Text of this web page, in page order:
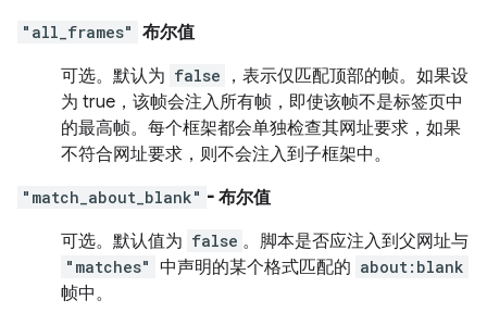
"all_frames" 布尔值
可选。 默认为 false
，表示仅匹配顶部的帧。如果设
为 true，该帧会注入所有帧，即使该帧不是标签页中
的最高帧。每个框架都会单独检查其网址要求，如果
不符合网址要求，则不会注入到子框架中。
"match_about_blank" - 布尔值
可选。 默认值为 false 。脚本是否应注入到父网址与
"matches" 中声明的某个格式匹配的 about:blank
帧中。